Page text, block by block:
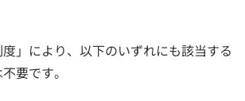
度」により、以下のいずれにも該当する
要です。